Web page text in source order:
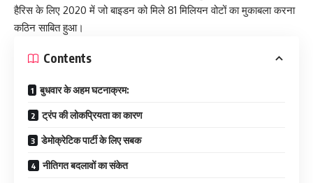
हैरिस के लिए 2020 में जो बाइडन को मिले 81 मिलियन वोटों का मुकाबला करना
कठिन साबित हुआ।
Contents
बुधवार के अहम घटनाक्रम:
ट्रंप की लोकप्रियता का कारण
डेमोक्रेटिक पार्टी के लिए सबक
नीतिगत बदलावों का संकेत